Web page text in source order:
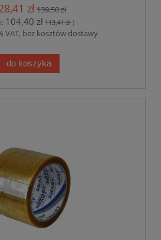
zł139,50 zł
104,40 zł 113,41 zł )
VAT, bez kosztów dostawy
do koszyka